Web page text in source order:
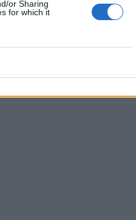
or Sharing
for which it